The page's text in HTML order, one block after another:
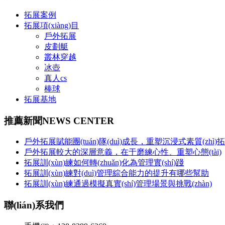
拓展案例
拓展項(xiàng)目
戶外拓展
皮劃艇
叢林穿越
冰壺
真人cs
棒球
拓展基地
推薦新聞NEWS CENTER
戶外拓展賦能團(tuán)隊(duì)成長，重塑沉浸式素質(zhì)
戶外拓展較大的深層意義，在于磨練心性、重塑心態(tài)
拓展訓(xùn)練如何轉(zhuǎn)化為管理實(shí)踐
拓展訓(xùn)練對(duì)管理綜合能力的提升有哪些幫助
拓展訓(xùn)練通過模擬真實(shí)管理場景與挑戰(zhàn)
聯(lián)系我們